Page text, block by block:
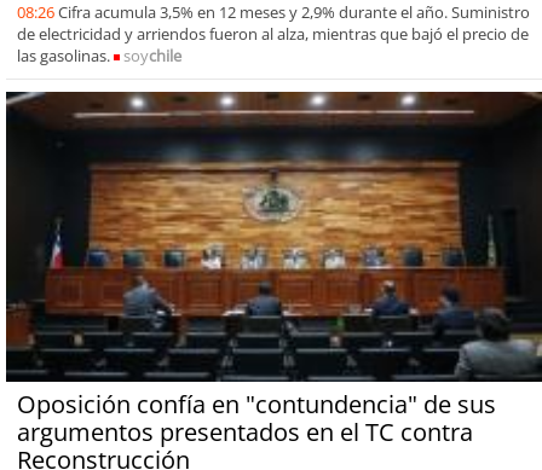
08:26Cifra acumula 3,5% en 12 meses y 2,9% durante el año. Suministro
de electricidad y arriendos fueron al alza, mientras que bajó el precio de
las gasolinas.
soychile
Oposición confía en "contundencia" de sus
argumentos presentados en el TC contra
Reconstrucción